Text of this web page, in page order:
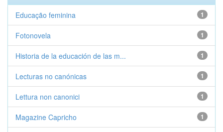
1
Educação feminina
1
Fotonovela
1
Historia de la educación de las m...
1
Lecturas no canónicas
1
Lettura non canonici
1
Magazine Capricho